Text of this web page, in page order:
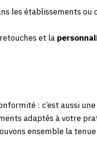
les établissements
et la
: c’est aussi
adaptés à votre
ensemble la